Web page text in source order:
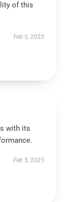
of this
Feb 5, 2025
with its
Feb 5, 2025